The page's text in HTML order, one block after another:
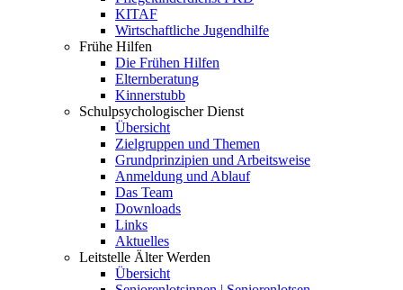
KITAF
Wirtschaftliche Jugendhilfe
Frühe Hilfen
Die Frühen Hilfen
Elternberatung
Kinnerstubb
Schulpsychologischer Dienst
Übersicht
Zielgruppen und Themen
Grundprinzipien und Arbeitsweise
Anmeldung und Ablauf
Das Team
Downloads
Links
Aktuelles
Leitstelle Älter Werden
Übersicht